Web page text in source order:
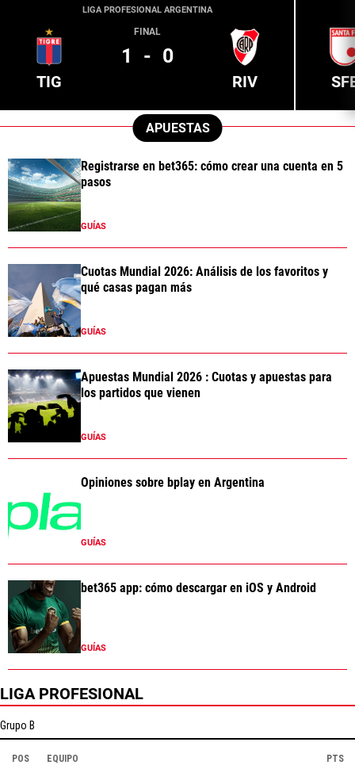
LIGA PROFESIONAL ARGENTINA
TIG
FINAL
1 - 0
RIV
APUESTAS
Registrarse en bet365: cómo crear una cuenta en 5
pasos
GUÍAS
Cuotas Mundial 2026: Análisis de los favoritos y
qué casas pagan más
GUÍAS
Apuestas Mundial 2026 : Cuotas y apuestas para
los partidos que vienen
GUÍAS
Opiniones sobre bplay en Argentina
GUÍAS
bet365 app: cómo descargar en iOS y Android
GUÍAS
LIGA PROFESIONAL